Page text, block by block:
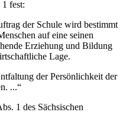
fest:
der Schule wird bestimmt
auf eine seinen
Erziehung und Bildung
Lage.
der Persönlichkeit der
...“
1 des Sächsischen